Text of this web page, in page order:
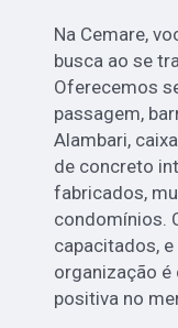
Na Cemare,
busca ao se
Oferecemos
passagem,
Alambari,
de concreto
fabricados,
condomínios.
capacitados,
organização
positiva no